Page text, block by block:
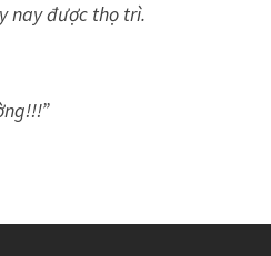
nay được thọ trì.